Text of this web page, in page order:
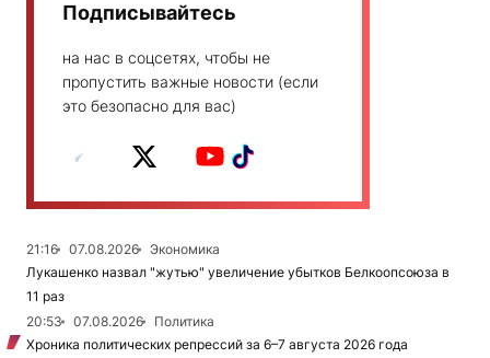
Подписывайтесь
на нас в соцсетях, чтобы не
пропустить важные новости (если
это безопасно для вас)
21:16 07.08.2026
Экономика
Лукашенко назвал "жутью" увеличение убытков Белкоопсоюза в
11 раз
20:53
07.08.2026
Политика
Хроника политических репрессий за 6–7 августа 2026 года